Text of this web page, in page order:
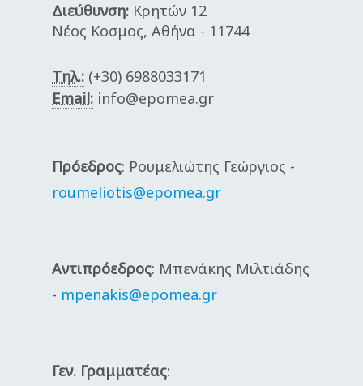
Διεύθυνση: Κρητών 12
Νέος Κοσμος, Αθήνα - 11744
Τηλ.: (+30) 6988033171
Email: info@epomea.gr
Πρόεδρος: Ρουμελιώτης Γεώργιος -
roumeliotis@epomea.gr
Αντιπρόεδρος: Μπενάκης Μιλτιάδης
- mpenakis@epomea.gr
Γεν. Γραμματέας: